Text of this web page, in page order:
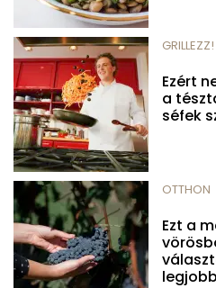
GRILLEZZ!
Ezért
a
séfek
OTTHON
Ezt a